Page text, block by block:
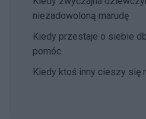
niezadowoloną marudę
Kiedy przestaje o siebie
pomóc
Kiedy ktoś inny cieszy się